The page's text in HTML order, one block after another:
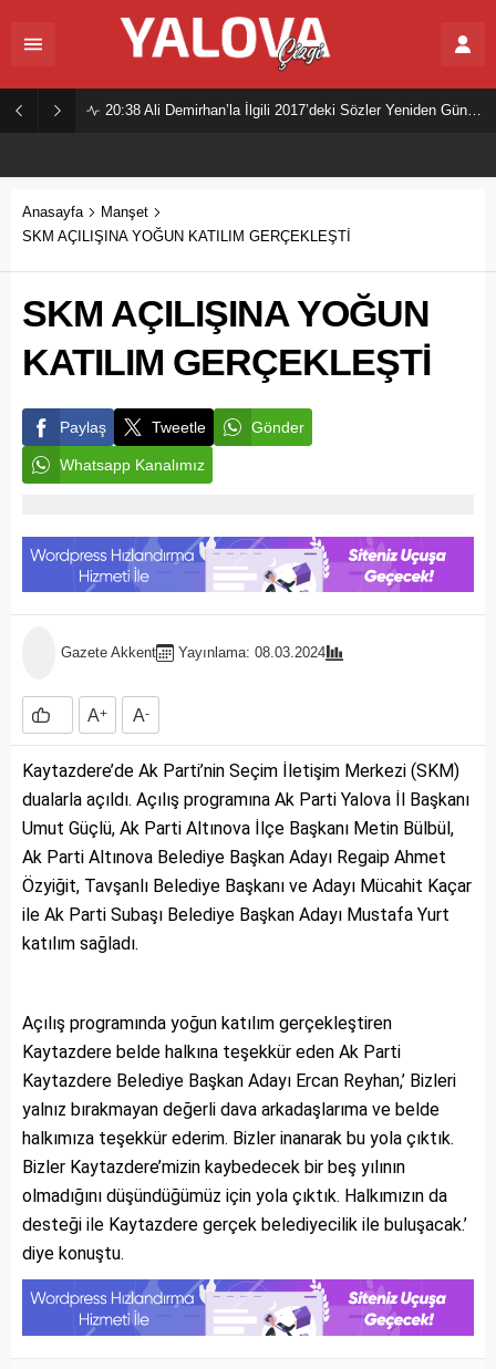
20:38 Ali Demirhan’la İlgili 2017’deki Sözler Yeniden Gündemde
Anasayfa
Manşet
SKM AÇILIŞINA YOĞUN KATILIM GERÇEKLEŞTİ
SKM AÇILIŞINA YOĞUN
KATILIM GERÇEKLEŞTİ
Paylaş Tweetle Gönder
Whatsapp Kanalımız
Gazete Akkent Yayınlama: 08.03.2024
A+ A-
Kaytazdere’de Ak Parti’nin Seçim İletişim Merkezi (SKM)
dualarla açıldı. Açılış programına Ak Parti Yalova İl Başkanı
Umut Güçlü, Ak Parti Altınova İlçe Başkanı Metin Bülbül,
Ak Parti Altınova Belediye Başkan Adayı Regaip Ahmet
Özyiğit, Tavşanlı Belediye Başkanı ve Adayı Mücahit Kaçar
ile Ak Parti Subaşı Belediye Başkan Adayı Mustafa Yurt
katılım sağladı.
Açılış programında yoğun katılım gerçekleştiren
Kaytazdere belde halkına teşekkür eden Ak Parti
Kaytazdere Belediye Başkan Adayı Ercan Reyhan,’ Bizleri
yalnız bırakmayan değerli dava arkadaşlarıma ve belde
halkımıza teşekkür ederim. Bizler inanarak bu yola çıktık.
Bizler Kaytazdere’mizin kaybedecek bir beş yılının
olmadığını düşündüğümüz için yola çıktık. Halkımızın da
desteği ile Kaytazdere gerçek belediyecilik ile buluşacak.’
diye konuştu.